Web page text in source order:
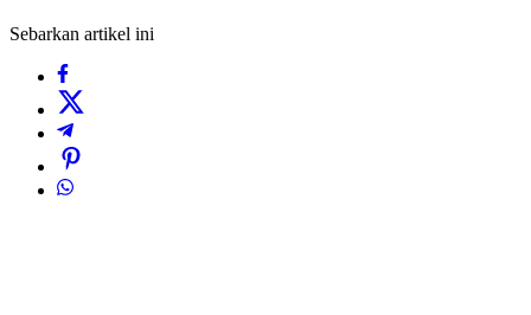
Sebarkan artikel ini